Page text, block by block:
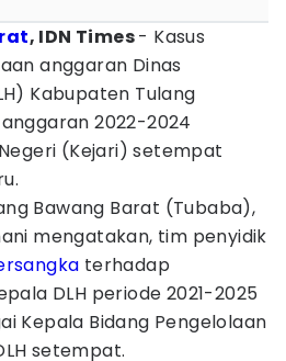
, IDN Times- Kasus
anggaran Dinas
Kabupaten Tulang
2022-2024
(Kejari) setempat
Bawang Barat (Tubaba),
mengatakan, tim penyidik
terhadap
DLH periode 2021-2025
Kepala Bidang Pengelolaan
setempat.